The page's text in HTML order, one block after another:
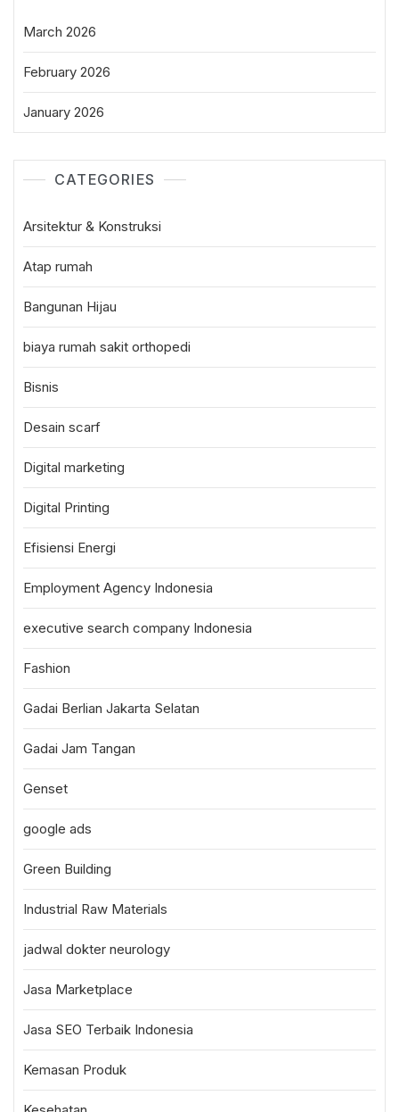
March 2026
February 2026
January 2026
CATEGORIES
Arsitektur & Konstruksi
Atap rumah
Bangunan Hijau
biaya rumah sakit orthopedi
Bisnis
Desain scarf
Digital marketing
Digital Printing
Efisiensi Energi
Employment Agency Indonesia
executive search company Indonesia
Fashion
Gadai Berlian Jakarta Selatan
Gadai Jam Tangan
Genset
google ads
Green Building
Industrial Raw Materials
jadwal dokter neurology
Jasa Marketplace
Jasa SEO Terbaik Indonesia
Kemasan Produk